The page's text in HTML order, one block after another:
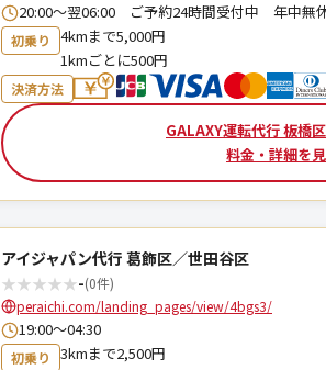
20:00～翌06:00 ご予約24時間受付中 年中無
初乗り
4kmまで5,000円
1kmごとに500円
決済方法
GALAXY運転代行 板橋
料金・詳細を
アイジャパン代行 葛飾区／世田谷区
★★★★★-(0件)
peraichi.com/landing_pages/view/4bgs3/
19:00〜04:30
初乗り
3kmまで2,500円